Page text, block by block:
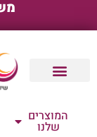
המוצרים
שלנו